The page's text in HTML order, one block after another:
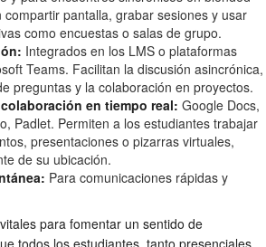
compartir pantalla, grabar sesiones y usar
como encuestas o salas de grupo.
Integrados en los LMS o plataformas
Teams. Facilitan la discusión asincrónica,
preguntas y la colaboración en proyectos.
en tiempo real: Google Docs,
Padlet. Permiten a los estudiantes trabajar
presentaciones o pizarras virtuales,
de su ubicación.
Para comunicaciones rápidas y
para fomentar un sentido de